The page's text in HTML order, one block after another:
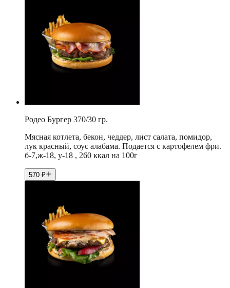
Родео Бургер 370/30 гр.
Мясная котлета, бекон, чеддер, лист салата, помидор,
лук красный, соус алабама. Подается с картофелем фри.
б-7,ж-18, у-18 , 260 ккал на 100г
570 ₽